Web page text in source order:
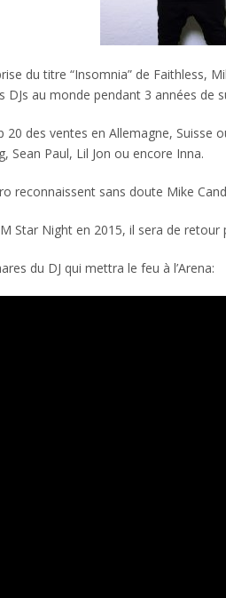
du titre “Insomnia” de Faithless,
DJs au monde pendant 3 années de
20 des ventes en Allemagne,
Sean Paul, Lil Jon ou encore Inna.
reconnaissent sans doute Mike
Star Night en 2015, il sera de
du DJ qui mettra le feu à l’Arena: